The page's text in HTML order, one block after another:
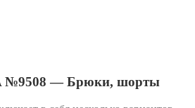
№9508 — Брюки, шорты